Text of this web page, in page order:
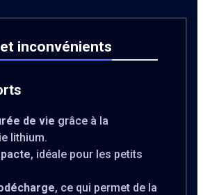
inconvénients
de vie grâce à la
lithium.
, idéale pour les petits
, ce qui permet de la